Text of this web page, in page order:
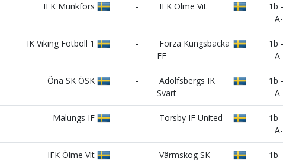
IFK Munkfors - IFK Ölme Vit
1b
IK Viking Fotboll 1 -
Forza Kungsbacka
FF
1b
Öna SK ÖSK -
Adolfsbergs IK
Svart
1b
Malungs IF - Torsby IF United
1b
IFK Ölme Vit - Värmskog SK
1b